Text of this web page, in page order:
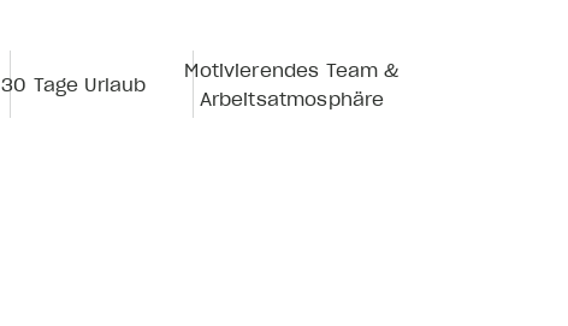
30 Tage Urlaub
Motivierendes Team &
Arbeitsatmosphäre